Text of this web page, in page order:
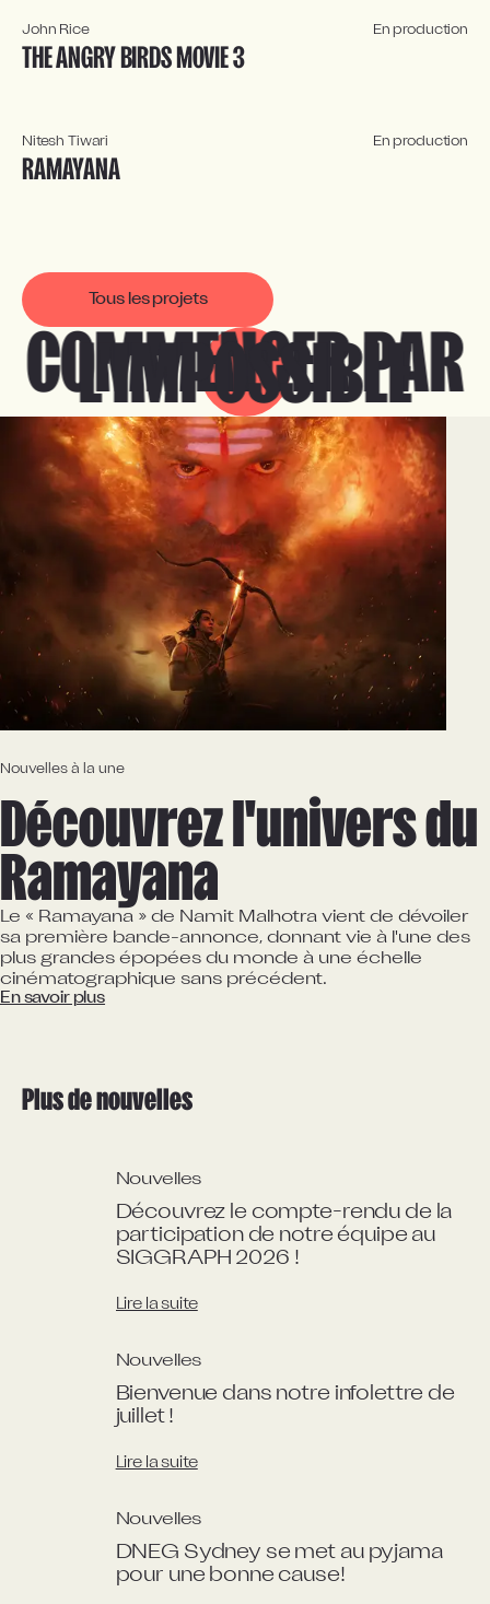
John Rice En production
THE ANGRY BIRDS MOVIE 3
Nitesh Tiwari En production
RAMAYANA
Tous les projets
COMMENCER PAR
L'IMPOSSIBLE
Nouvelles à la une
Découvrez l'univers du
Ramayana
Le « Ramayana » de Namit Malhotra vient de dévoiler
sa première bande-annonce, donnant vie à l'une des
plus grandes épopées du monde à une échelle
cinématographique sans précédent.
En savoir plus
Plus de nouvelles
Nouvelles
Découvrez le compte-rendu de la
participation de notre équipe au
SIGGRAPH 2026 !
Lire la suite
Nouvelles
Bienvenue dans notre infolettre de
juillet !
Lire la suite
Nouvelles
DNEG Sydney se met au pyjama
pour une bonne cause!